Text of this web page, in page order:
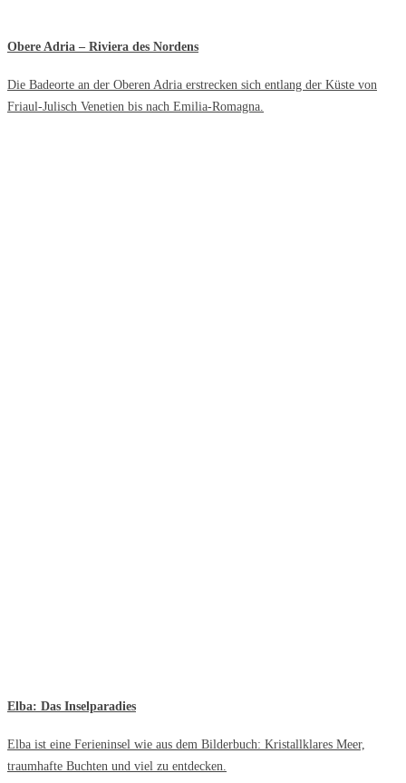
Obere Adria – Riviera des Nordens
Die Badeorte an der Oberen Adria erstrecken sich entlang der Küste von
Friaul-Julisch Venetien bis nach Emilia-Romagna.
Elba: Das Inselparadies
Elba ist eine Ferieninsel wie aus dem Bilderbuch: Kristallklares Meer,
traumhafte Buchten und viel zu entdecken.